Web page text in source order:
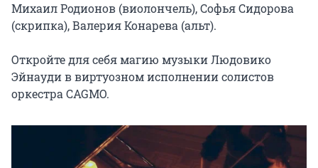
Михаил Родионов (виолончель), Софья Сидорова
(скрипка), Валерия Конарева (альт).
Откройте для себя магию музыки Людовико
Эйнауди в виртуозном исполнении солистов
оркестра CAGMO.